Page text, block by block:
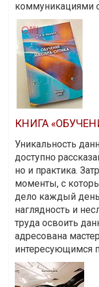
коммуникациями
КНИГА
Уникальность
доступно
но и практика.
моменты, с
дело каждый
наглядность и
труда освоить
адресована
интересующимся